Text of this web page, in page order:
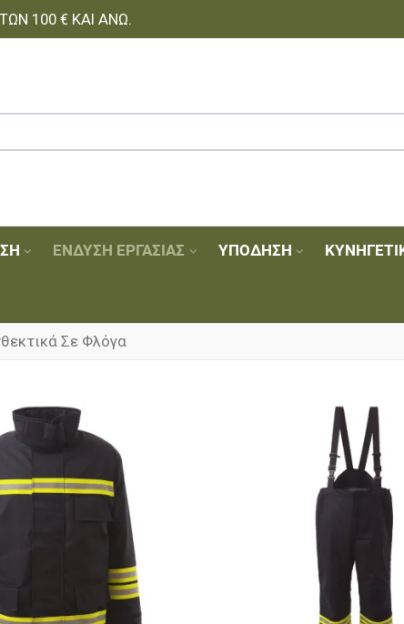
100 € ΚΑΙ ΆΝΩ.
ΈΝΔΥΣΗ ΕΡΓΑΣΊΑΣ ΥΠΌΔΗΣΗ
Σε Φλόγα